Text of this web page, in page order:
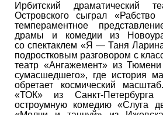
Ирбитский
Островского сыграл
темпераментное
драмы и комедии из
со спектаклем «Я — Таня
подростковым разговором с
театр «Ангажемент» из Тюмени
сумасшедшего», где история
обретает космический
«ТОК» из Санкт-Петербурга
остроумную комедию «Слуга